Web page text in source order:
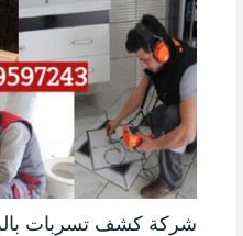
شركة كشف تسربات بالرياض